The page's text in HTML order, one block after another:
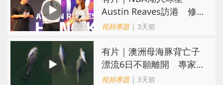
Austin Reaves訪港 修
頓與青少年交流球技
視頻專題| 3天前
有片｜澳洲母海豚背亡子
漂流6日不願離開 專家：
極度悲傷下的哀悼行為
視頻專題| 3天前